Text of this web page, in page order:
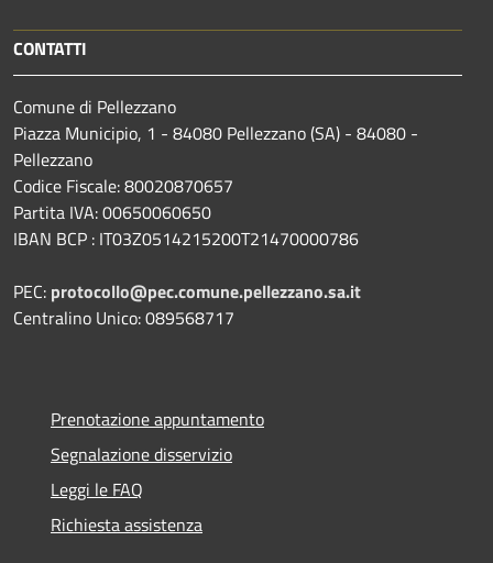
CONTATTI
Comune di Pellezzano
Piazza Municipio, 1 - 84080 Pellezzano (SA) - 84080 -
Pellezzano
Codice Fiscale: 80020870657
Partita IVA: 00650060650
IBAN BCP : IT03Z0514215200T21470000786
PEC: protocollo@pec.comune.pellezzano.sa.it
Centralino Unico: 089568717
Prenotazione appuntamento
Segnalazione disservizio
Leggi le FAQ
Richiesta assistenza